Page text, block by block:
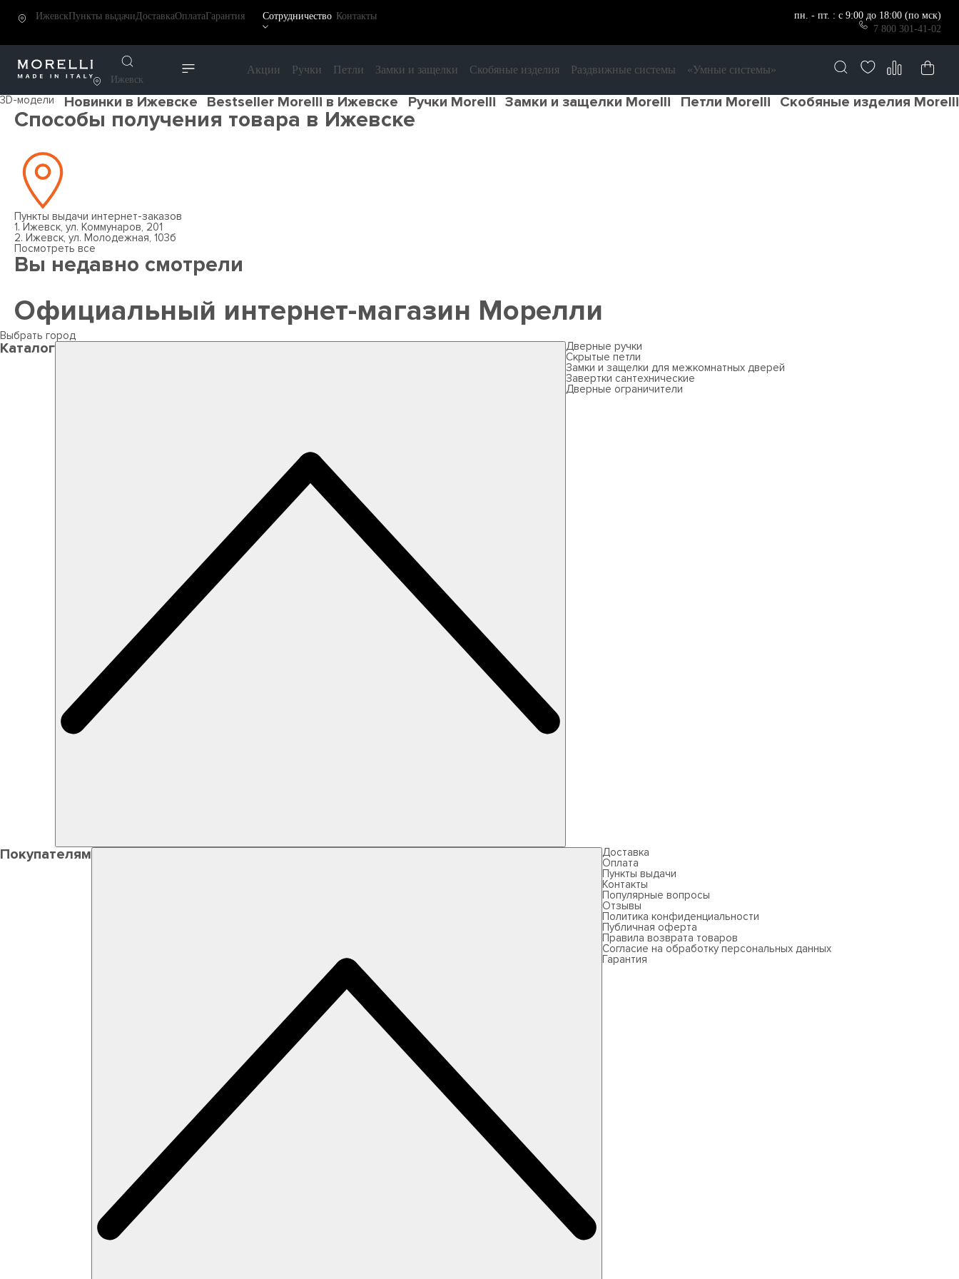
ИжевскПункты выдачиДоставкаОплатаГарантия Сотрудничество Контакты
пн. - пт. : с 9:00 до 18:00 (по мск)
7 800 301-41-02
Ижевск
Акции Ручки Петли Замки и защелки Скобяные изделия Раздвижные системы «Умные системы»
3D-модели Новинки в Ижевске Bestseller Morelli в Ижевске Ручки Morelli Замки и защелки Morelli Петли Morelli Скобяные изделия Morelli
Способы получения товара в Ижевске
Пункты выдачи интернет-заказов
1. Ижевск, ул. Коммунаров, 201
2. Ижевск, ул. Молодежная, 103б
Посмотреть все
Вы недавно смотрели
Официальный интернет-магазин Морелли
Выбрать город
Каталог
Дверные ручки
Скрытые петли
Замки и защелки для межкомнатных дверей
Завертки сантехнические
Дверные ограничители
Покупателям
Доставка
Оплата
Пункты выдачи
Контакты
Популярные вопросы
Отзывы
Политика конфиденциальности
Публичная оферта
Правила возврата товаров
Согласие на обработку персональных данных
Гарантия